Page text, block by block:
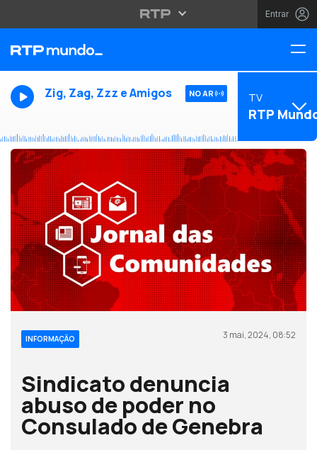
Entrar
Zig, Zag, Zzz e Amigos NO AR TV
RTP
INFORMAÇÃO 3 mai, 2024, 08:52
Sindicato denuncia
abuso de poder no
Consulado de Genebra